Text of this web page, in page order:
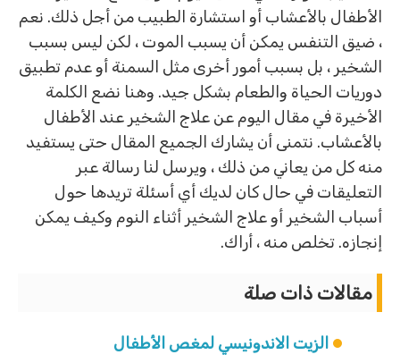
الأطفال بالأعشاب أو استشارة الطبيب من أجل ذلك. نعم
، ضيق التنفس يمكن أن يسبب الموت ، لكن ليس بسبب
الشخير ، بل بسبب أمور أخرى مثل السمنة أو عدم تطبيق
دوريات الحياة والطعام بشكل جيد. وهنا نضع الكلمة
الأخيرة في مقال اليوم عن علاج الشخير عند الأطفال
بالأعشاب. نتمنى أن يشارك الجميع المقال حتى يستفيد
منه كل من يعاني من ذلك ، ويرسل لنا رسالة عبر
التعليقات في حال كان لديك أي أسئلة تريدها حول
أسباب الشخير أو علاج الشخير أثناء النوم وكيف يمكن
إنجازه. تخلص منه ، أراك.
مقالات ذات صلة
الزيت الاندونيسي لمغص الأطفال